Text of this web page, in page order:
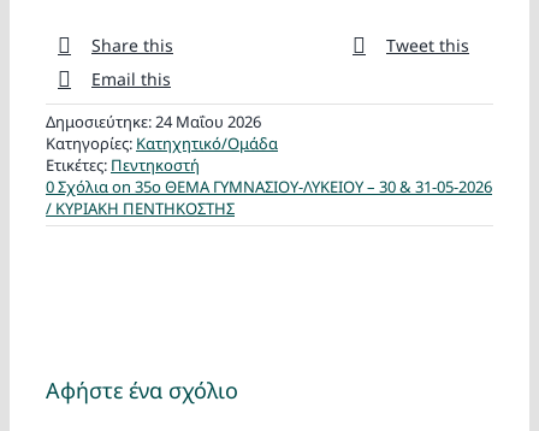
Share this
Tweet this
Email this
Δημοσιεύτηκε: 24 Μαΐου 2026
Κατηγορίες: Κατηχητικό/Ομάδα
Ετικέτες: Πεντηκοστή
0 Σχόλιαon 35ο ΘΕΜΑ ΓΥΜΝΑΣΙΟΥ-ΛΥΚΕΙΟΥ – 30 & 31-05-2026
/ ΚΥΡΙΑΚΗ ΠΕΝΤΗΚΟΣΤΗΣ
Αφήστε ένα σχόλιο